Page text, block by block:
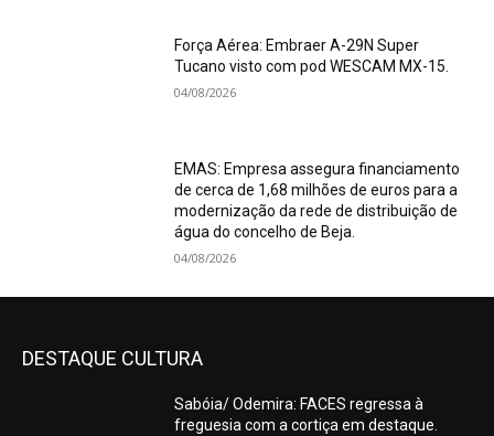
Força Aérea: Embraer A-29N Super
Tucano visto com pod WESCAM MX-15.
04/08/2026
EMAS: Empresa assegura financiamento
de cerca de 1,68 milhões de euros para a
modernização da rede de distribuição de
água do concelho de Beja.
04/08/2026
DESTAQUE CULTURA
Sabóia/ Odemira: FACES regressa à
freguesia com a cortiça em destaque.